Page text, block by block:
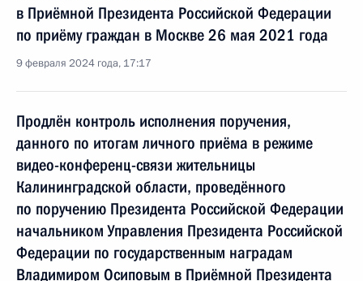
в Приёмной Президента Российской Федерации
по приёму граждан в Москве 26 мая 2021 года
9 февраля 2024 года, 17:17
Продлён контроль исполнения поручения,
данного по итогам личного приёма в режиме
видео-конференц-связи жительницы
Калининградской области, проведённого
по поручению Президента Российской Федерации
начальником Управления Президента Российской
Федерации по государственным наградам
Владимиром Осиповым в Приёмной Президента